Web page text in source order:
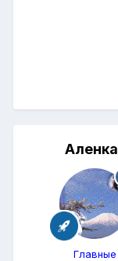
Аленка
Главные